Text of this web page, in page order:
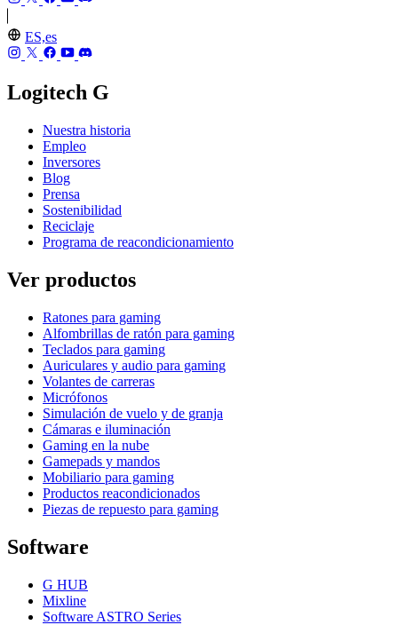
ES,es
Logitech G
Nuestra historia
Empleo
Inversores
Blog
Prensa
Sostenibilidad
Reciclaje
Programa de reacondicionamiento
Ver productos
Ratones para gaming
Alfombrillas de ratón para gaming
Teclados para gaming
Auriculares y audio para gaming
Volantes de carreras
Micrófonos
Simulación de vuelo y de granja
Cámaras e iluminación
Gaming en la nube
Gamepads y mandos
Mobiliario para gaming
Productos reacondicionados
Piezas de repuesto para gaming
Software
G HUB
Mixline
Software ASTRO Series